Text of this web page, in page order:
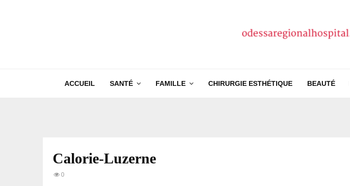
ACCUEIL SANTÉ FAMILLE CHIRURGIE ESTHÉTIQUE BEAUTÉ
Calorie-Luzerne
0